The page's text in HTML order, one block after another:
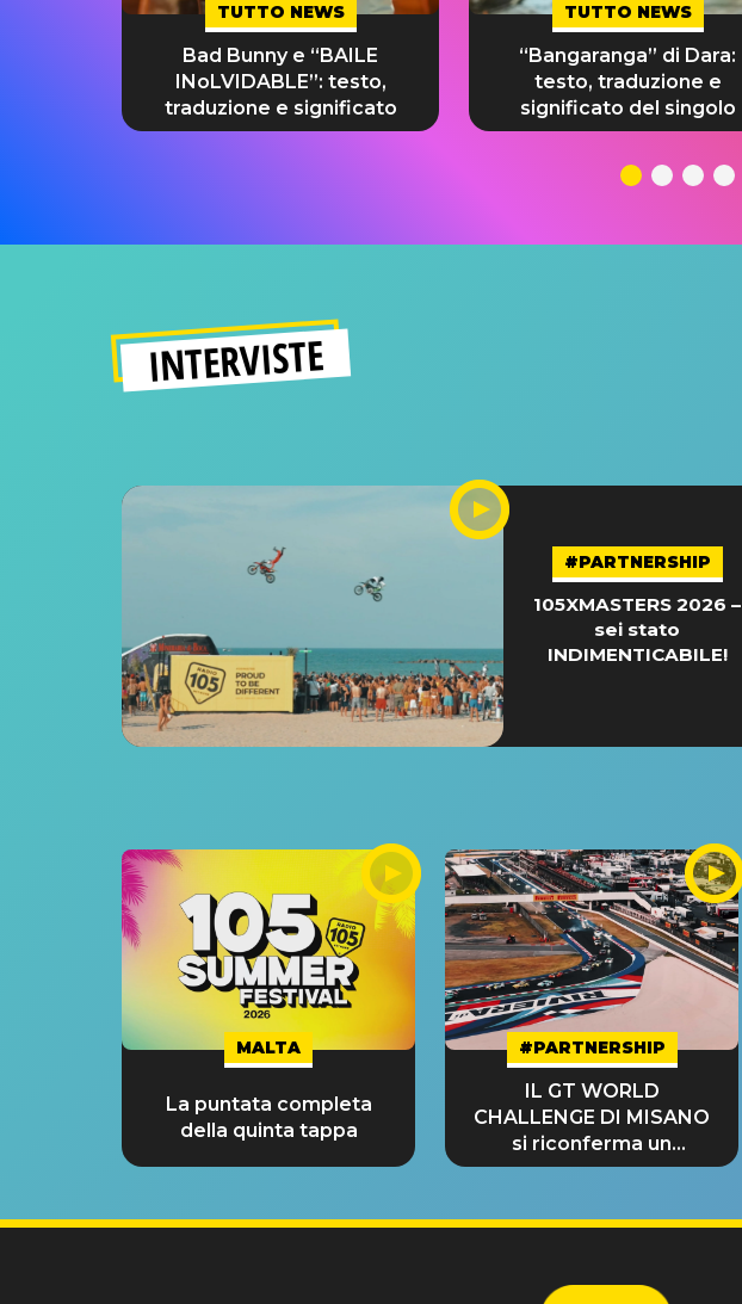
TUTTO NEWS
Bad Bunny e “BAILE
INoLVIDABLE”: testo,
traduzione e significato
TUTTO NEWS
“Bangaranga” di Dara:
testo, traduzione e
significato del singolo
INTERVISTE
#PARTNERSHIP
105XMASTERS 2026 –
sei stato
INDIMENTICABILE!
MALTA
La puntata completa
della quinta tappa
#PARTNERSHIP
IL GT WORLD
CHALLENGE DI MISANO
si riconferma un
GRANDE SUCCESSO!